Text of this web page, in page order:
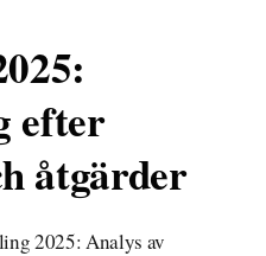
efter
åtgärder
2025: Analys av